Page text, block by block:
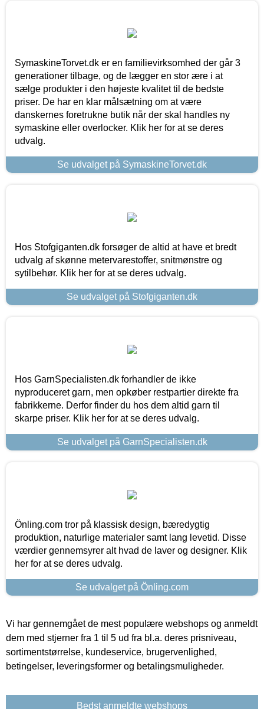
SymaskineTorvet.dk er en familievirksomhed der går 3
generationer tilbage, og de lægger en stor ære i at
sælge produkter i den højeste kvalitet til de bedste
priser. De har en klar målsætning om at være
danskernes foretrukne butik når der skal handles ny
symaskine eller overlocker. Klik her for at se deres
udvalg.
Se udvalget på SymaskineTorvet.dk
Hos Stofgiganten.dk forsøger de altid at have et bredt
udvalg af skønne metervarestoffer, snitmønstre og
sytilbehør. Klik her for at se deres udvalg.
Se udvalget på Stofgiganten.dk
Hos GarnSpecialisten.dk forhandler de ikke
nyproduceret garn, men opkøber restpartier direkte fra
fabrikkerne. Derfor finder du hos dem altid garn til
skarpe priser. Klik her for at se deres udvalg.
Se udvalget på GarnSpecialisten.dk
Önling.com tror på klassisk design, bæredygtig
produktion, naturlige materialer samt lang levetid. Disse
værdier gennemsyrer alt hvad de laver og designer. Klik
her for at se deres udvalg.
Se udvalget på Önling.com
Vi har gennemgået de mest populære webshops og anmeldt
dem med stjerner fra 1 til 5 ud fra bl.a. deres prisniveau,
sortimentstørrelse, kundeservice, brugervenlighed,
betingelser, leveringsformer og betalingsmuligheder.
Bedst anmeldte webshops